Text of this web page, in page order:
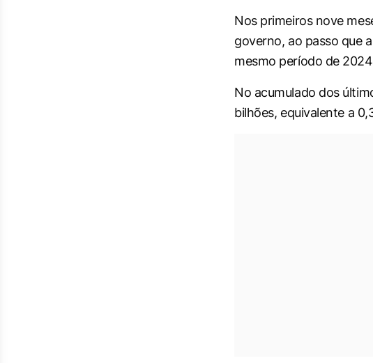
Nos primeiros nove
governo, ao passo que
mesmo período de
No acumulado dos
bilhões, equivalente a